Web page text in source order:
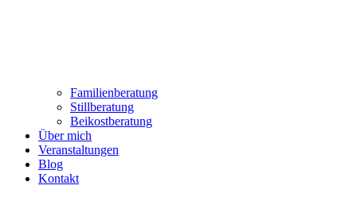
Familienberatung
Stillberatung
Beikostberatung
Über mich
Veranstaltungen
Blog
Kontakt